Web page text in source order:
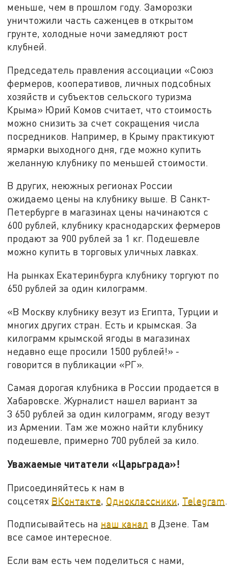
меньше, чем в прошлом году. Заморозки
уничтожили часть саженцев в открытом
грунте, холодные ночи замедляют рост
клубней.
Председатель правления ассоциации «Союз
фермеров, кооперативов, личных подсобных
хозяйств и субъектов сельского туризма
Крыма» Юрий Комов считает, что стоимость
можно снизить за счет сокращения числа
посредников. Например, в Крыму практикуют
ярмарки выходного дня, где можно купить
желанную клубнику по меньшей стоимости.
В других, неюжных регионах России
ожидаемо цены на клубнику выше. В Санкт-
Петербурге в магазинах цены начинаются с
600 рублей, клубнику краснодарских фермеров
продают за 900 рублей за 1 кг. Подешевле
можно купить в торговых уличных лавках.
На рынках Екатеринбурга клубнику торгуют по
650 рублей за один килограмм.
«В Москву клубнику везут из Египта, Турции и
многих других стран. Есть и крымская. За
килограмм крымской ягоды в магазинах
недавно еще просили 1500 рублей!» -
говорится в публикации «РГ».
Самая дорогая клубника в России продается в
Хабаровске. Журналист нашел вариант за
3 650 рублей за один килограмм, ягоду везут
из Армении. Там же можно найти клубнику
подешевле, примерно 700 рублей за кило.
Уважаемые читатели «Царьграда»!
Присоединяйтесь к нам в
соцсетях ВКонтакте, Одноклассники, Telegram.
Подписывайтесь на наш канал в Дзене. Там
все самое интересное.
Если вам есть чем поделиться с нами,